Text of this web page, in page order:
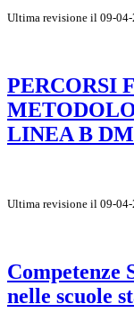
Ultima revisione il 09-
PERCORSI
LINEA B
Ultima revisione il 09-
Competenze
nelle scuole